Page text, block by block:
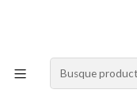
Nuestro stock
Compre por la web para
Inicio Gato
Churu Gato